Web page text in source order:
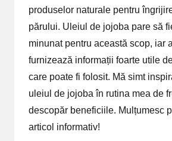
produselor naturale pentru
părului. Uleiul de jojoba pare să
minunat pentru această scop, iar
furnizează informații foarte utile
care poate fi folosit. Mă simt
uleiul de jojoba în rutina mea de
descopăr beneficiile. Mulțumesc
articol informativ!